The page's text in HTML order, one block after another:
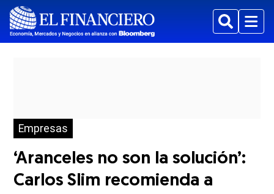
BuscarMenu
Empresas
‘Aranceles no son la solución’:
Carlos Slim recomienda a